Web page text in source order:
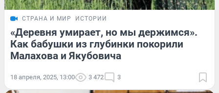
СТРАНА И МИР ИСТОРИИ
«Деревня умирает, но мы держимся».
Как бабушки из глубинки покорили
Малахова и Якубовича
18 апреля, 2025, 13:00 3 472 3